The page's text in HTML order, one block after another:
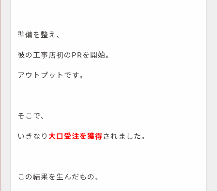
準備を整え、
彼の工事店初のPRを開始。
アウトプットです。
そこで、
いきなり大口受注を獲得されました。
この結果を生んだもの、